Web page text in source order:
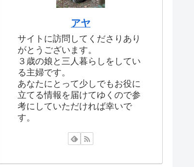
アヤ
サイトに訪問してくださりあり
がとうございます。
３歳の娘と三人暮らしをしてい
る主婦です。
あなたにとって少しでもお役に
立てる情報を届けてゆくので参
考にしていただければ幸いで
す。